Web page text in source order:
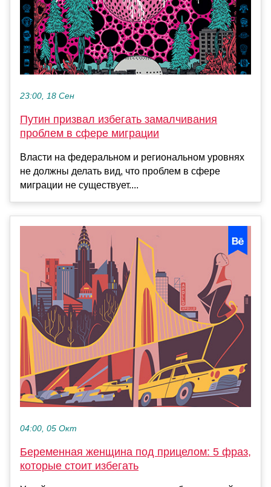
23:00, 18 Сен
Путин призвал избегать замалчивания
проблем в сфере миграции
Власти на федеральном и региональном уровнях
не должны делать вид, что проблем в сфере
миграции не существует....
04:00, 05 Окт
Беременная женщина под прицелом: 5 фраз,
которые стоит избегать